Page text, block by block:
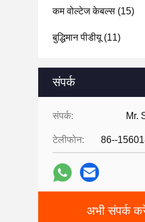
कम वोल्टेज केबल्स (15)
बुद्धिमान पीडीयू (11)
संपर्क
संपर्क: Mr.
टेलीफोन: 86--
अभी संपर्क